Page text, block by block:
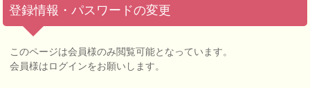
登録情報・パスワードの変更
このページは会員様のみ閲覧可能となっています。
会員様はログインをお願いします。